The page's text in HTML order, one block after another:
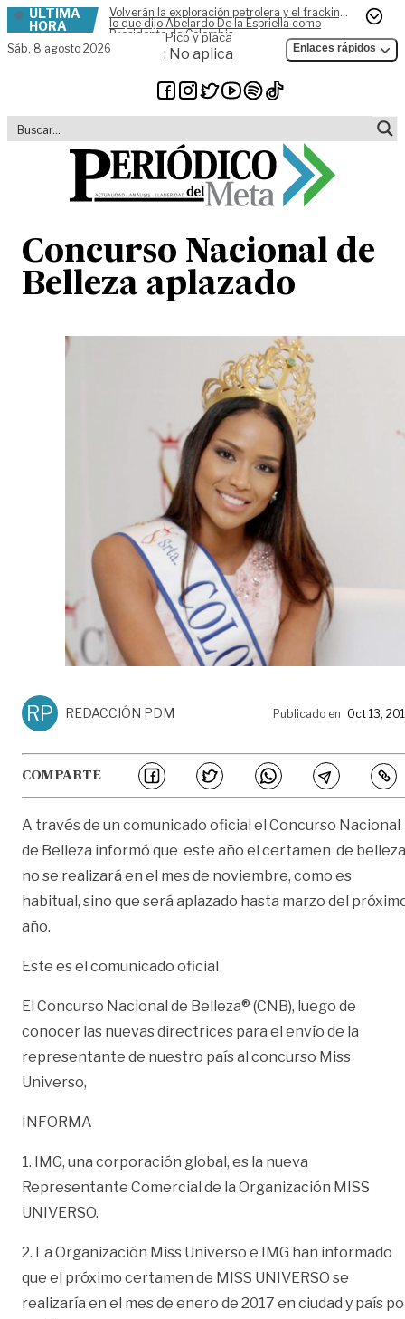
Skip to content
ÚLTIMA
HORA
Volverán la exploración petrolera y el fracking,
lo que dijo Abelardo De la Espriella como
Presidente de Colombia
Sáb, 8 agosto 2026
Pico y placa
: No aplica Enlaces rápidos
Concurso Nacional de
Belleza aplazado
RP REDACCIÓN PDM Publicado en Oct 13,
COMPARTE
A través de un comunicado oficial el Concurso Nacional
de Belleza informó que este año el certamen de belleza
no se realizará en el mes de noviembre, como es
habitual, sino que será aplazado hasta marzo del
año.
Este es el comunicado oficial
El Concurso Nacional de Belleza® (CNB), luego de
conocer las nuevas directrices para el envío de la
representante de nuestro país al concurso Miss
Universo,
INFORMA
1. IMG, una corporación global, es la nueva
Representante Comercial de la Organización MISS
UNIVERSO.
2. La Organización Miss Universo e IMG han informado
que el próximo certamen de MISS UNIVERSO se
realizaría en el mes de enero de 2017 en ciudad y país